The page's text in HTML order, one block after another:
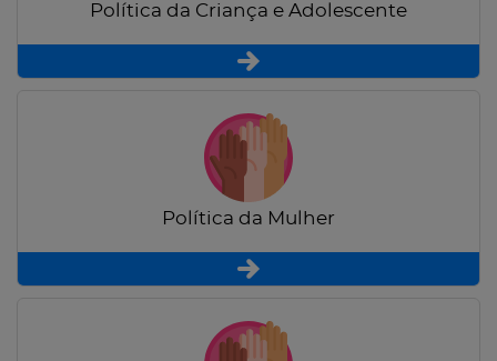
Política da Criança e Adolescente
Política da Mulher